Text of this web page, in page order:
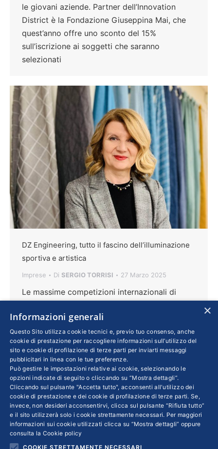
le giovani aziende. Partner dell’Innovation
District è la Fondazione Giuseppina Mai, che
quest’anno offre uno sconto del 15%
sull’iscrizione ai soggetti che saranno
selezionati
DZ Engineering, tutto il fascino dell’illuminazione
sportiva e artistica
Imprese Di SERGIO TORRISI 27 Marzo 2025
Le massime competizioni internazionali di
la firma di una Pmi romagnola, che progetta e
realizza impianti elettrici e soluzioni integrate
nel campo dell’illuminotecnica. Da Singapore a
Las Vegas sono tanti i circuiti sui quali si è
messa all’opera, come ci racconta
l’amministratrice unica Monica Zoli, orgogliosa
di avere contribuito alla valorizzazione anche
di molti bei siti italiani
×
Informazioni generali
Questo Sito utilizza cookie tecnici e, previo tuo consenso, anche
cookie di prestazione per raccogliere informazioni sull’utilizzo del
sito e cookie di profilazione di terze parti per inviarti messaggi
pubblicitari in linea con le tue preferenze.
Può gestire le impostazioni relative ai cookie, selezionando le
opzioni indicate di seguito o cliccando su “Mostra dettagli”.
Cliccando sul pulsante "Accetta tutto", acconsenti all'utilizzo dei
cookie di prestazione e dei cookie di profilazione di terze parti. Se,
invece, non desideri acconsentirvi, clicca sul pulsante “Rifiuta tutto”
e il sito utilizzerà solo i cookie strettamente necessari. Per maggiori
informazioni sui cookie utilizzati clicca su “Mostra dettagli” oppure
consulta la Cookie policy
COOKIE STRETTAMENTE NECESSARI